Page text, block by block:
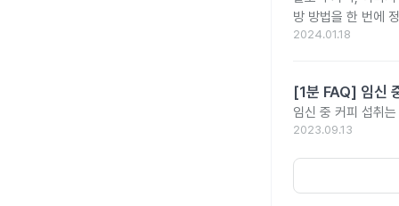
방 방법을 한 번에
2024.01.18
[1분 FAQ] 임신
임신 중 커피 섭취
2023.09.13